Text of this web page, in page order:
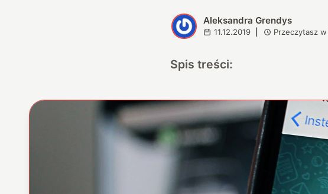
A Aleksandra Grendys
11.12.2019 Przeczytasz w
Spis treści: